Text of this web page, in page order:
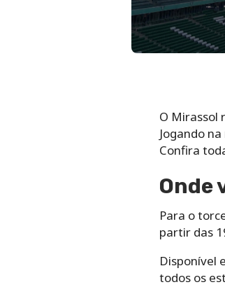
O Mirassol
Jogando
Confira
Onde
Para o
partir das
Disponível
todos os